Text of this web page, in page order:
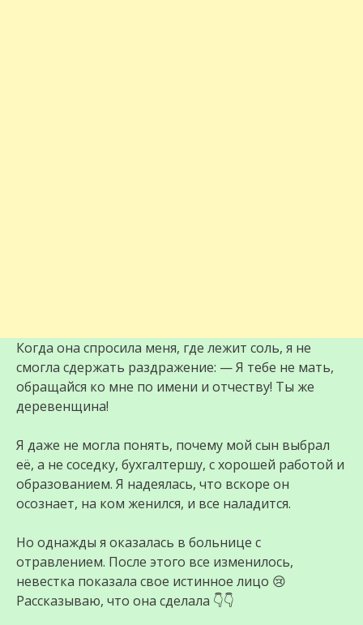
Когда она спросила меня, где лежит соль, я не
смогла сдержать раздражение: — Я тебе не мать,
обращайся ко мне по имени и отчеству! Ты же
деревенщина!
Я даже не могла понять, почему мой сын выбрал
её, а не соседку, бухгалтершу, с хорошей работой и
образованием. Я надеялась, что вскоре он
осознает, на ком женился, и все наладится.
Но однажды я оказалась в больнице с
отравлением. После этого все изменилось,
невестка показала свое истинное лицо 😢
Рассказываю, что она сделала 👇👇